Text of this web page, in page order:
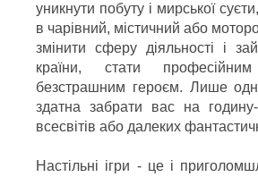
уникнути побуту і мирської
в чарівний, містичний або
змінити сферу діяльності і
країни, стати
безстрашним героєм. Лише
здатна забрати вас на
всесвітів або далеких
Настільні ігри - це і